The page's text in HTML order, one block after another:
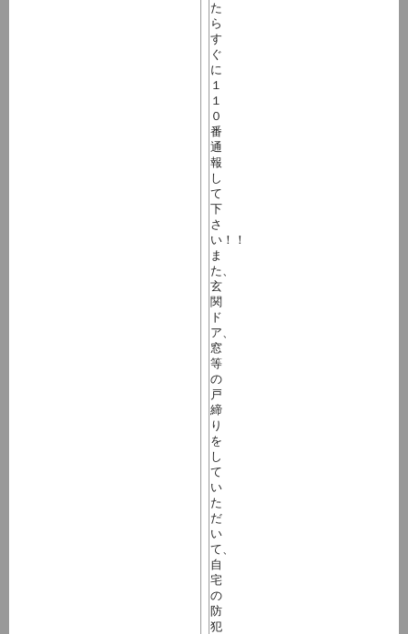
た
ら
す
ぐ
に
１
１
０
番
通
報
し
て
下
さ
い！！
ま
た、
玄
関
ド
ア、
窓
等
の
戸
締
り
を
し
て
い
た
だ
い
て、
自
宅
の
防
犯